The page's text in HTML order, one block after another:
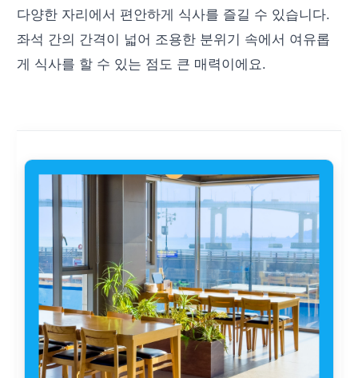
다양한 자리에서 편안하게 식사를 즐길 수 있습니다.
좌석 간의 간격이 넓어 조용한 분위기 속에서 여유롭
게 식사를 할 수 있는 점도 큰 매력이에요.